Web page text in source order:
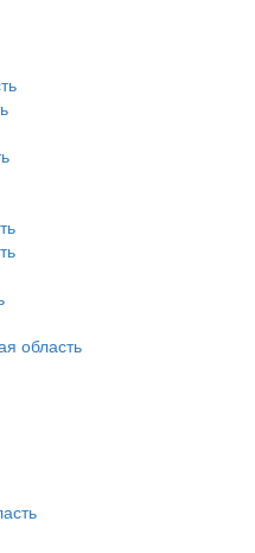
область